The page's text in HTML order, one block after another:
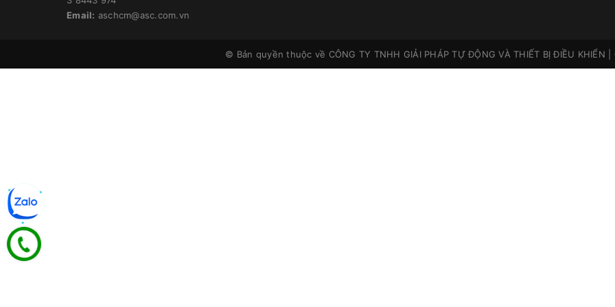
Email: aschcm@asc.com.vn
© Bản quyền thuộc về CÔNG TY TNHH GIẢI PHÁP TỰ ĐỘNG VÀ THIẾT BỊ ĐIỀU KHIỂN